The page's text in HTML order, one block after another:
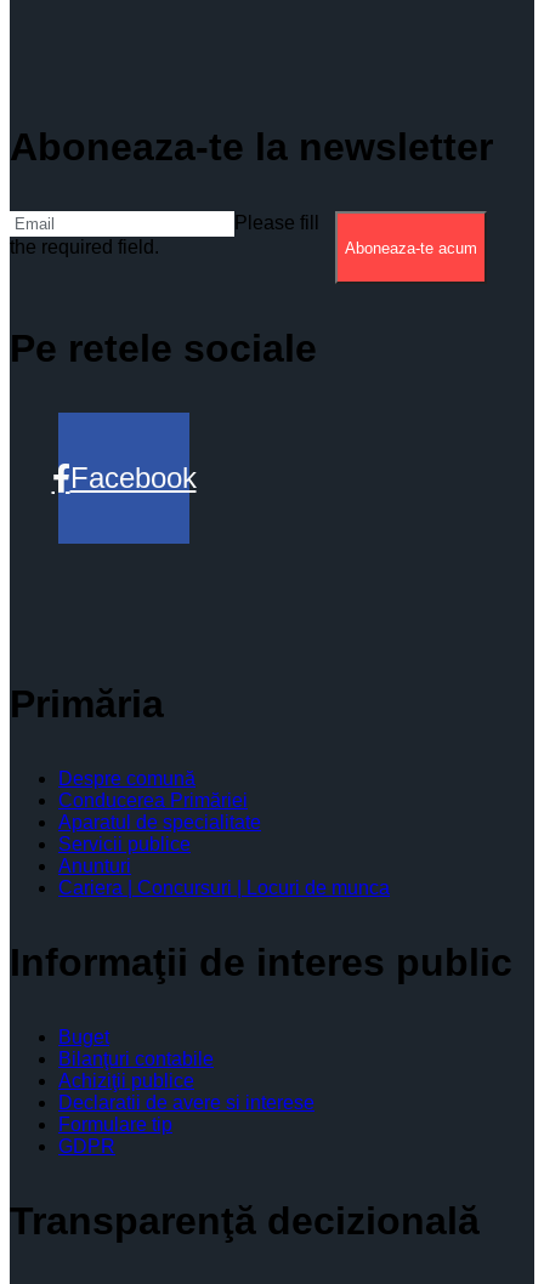
Aboneaza-te la newsletter
Please fill
the required field.
Aboneaza-te acum
Pe retele sociale
Facebook
Primăria
Despre comună
Conducerea Primăriei
Aparatul de specialitate
Servicii publice
Anunturi
Cariera | Concursuri | Locuri de munca
Informaţii de interes public
Buget
Bilanţuri contabile
Achiziţii publice
Declaratii de avere si interese
Formulare tip
GDPR
Transparenţă decizională